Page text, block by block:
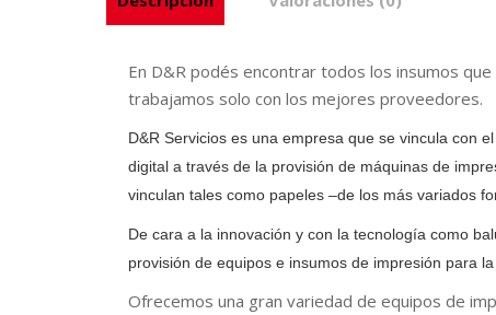
En D&R podés encontrar todos los insumos
trabajamos solo con los mejores proveedores.
D&R Servicios es una empresa que se vincula con
digital a través de la provisión de máquinas de
vinculan tales como papeles –de los más variados
De cara a la innovación y con la tecnología como
provisión de equipos e insumos de impresión para
Ofrecemos una gran variedad de equipos de